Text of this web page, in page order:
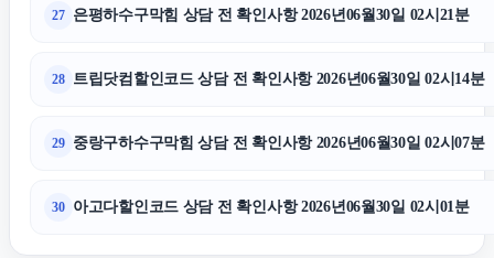
27 은평하수구막힘 상담 전 확인사항 2026년06월30일 02시21분
28 트립닷컴할인코드 상담 전 확인사항 2026년06월30일 02시14분
29 중랑구하수구막힘 상담 전 확인사항 2026년06월30일 02시07분
30 아고다할인코드 상담 전 확인사항 2026년06월30일 02시01분